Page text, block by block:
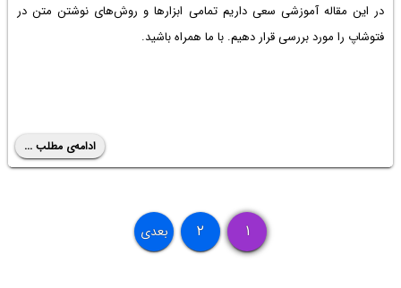
در این مقاله آموزشی سعی داریم تمامی ابزارها و روش‌های نوشتن متن در
فتوشاپ را مورد بررسی قرار دهیم. با ما همراه باشید.
ادامه‌ی مطلب ...
۱ ۲ بعدی